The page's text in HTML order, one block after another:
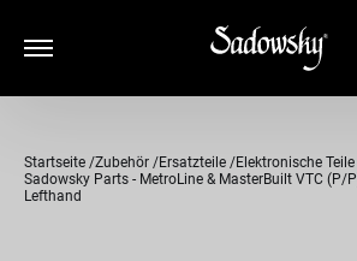
Startseite Zubehör Ersatzteile Elektronische Teile
Sadowsky Parts - MetroLine & MasterBuilt VTC (P/
Lefthand